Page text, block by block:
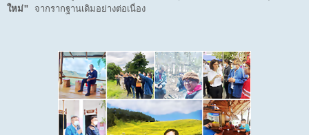
ใหม่"
จากรากฐานเดิมอย่างต่อเนื่อง